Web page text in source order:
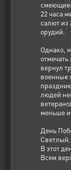
22 часа
салют из
орудий.
Однако,
вернул
военные
людей
меньше
День
В этот
Всем